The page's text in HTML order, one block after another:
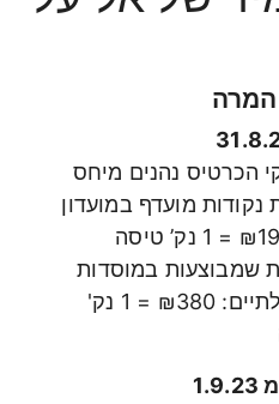
הכרטיס נהנים מיחס
נקודות מועדף במועדון
שמבוצעות במוסדות
ממשלתיים: ₪380 = 1 נק'